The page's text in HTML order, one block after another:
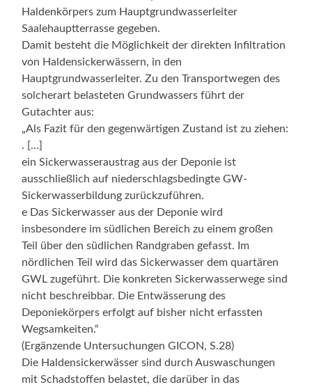
Haldenkörpers zum Hauptgrundwasserleiter
Saalehauptterrasse gegeben.
Damit besteht die Möglichkeit der direkten Infiltration
von Haldensickerwässern, in den
Hauptgrundwasserleiter. Zu den Transportwegen des
solcherart belasteten Grundwassers führt der
Gutachter aus:
„Als Fazit für den gegenwärtigen Zustand ist zu ziehen:
. […]
ein Sickerwasseraustrag aus der Deponie ist
ausschließlich auf niederschlagsbedingte GW-
Sickerwasserbildung zurückzuführen.
e Das Sickerwasser aus der Deponie wird
insbesondere im südlichen Bereich zu einem großen
Teil über den südlichen Randgraben gefasst. Im
nördlichen Teil wird das Sickerwasser dem quartären
GWL zugeführt. Die konkreten Sickerwasserwege sind
nicht beschreibbar. Die Entwässerung des
Deponiekörpers erfolgt auf bisher nicht erfassten
Wegsamkeiten.“
(Ergänzende Untersuchungen GICON, S.28)
Die Haldensickerwässer sind durch Auswaschungen
mit Schadstoffen belastet, die darüber in das